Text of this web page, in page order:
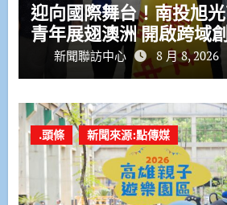
迎向國際舞台！南投旭
青年展翅澳洲 開
新聞聯訪中心 8 月 8, 2026
.頭條 新聞來源:點傳媒